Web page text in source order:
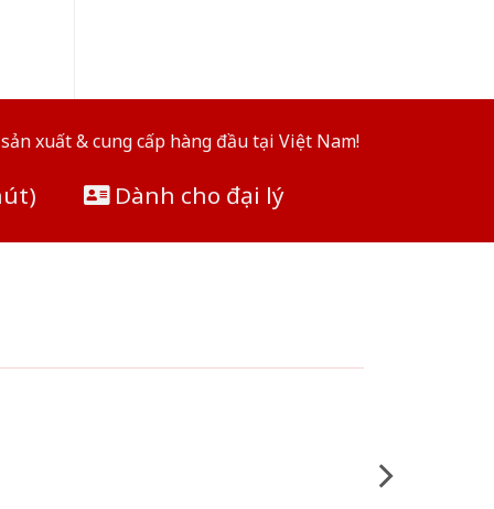
xuất & cung cấp hàng đầu tại Việt Nam!
Dành cho đại lý